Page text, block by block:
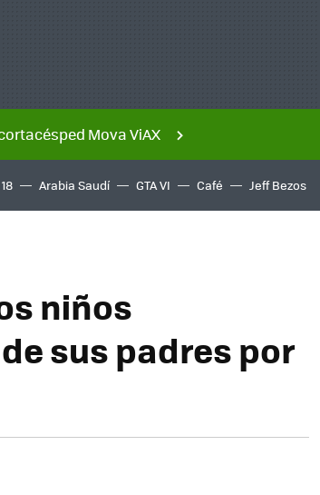
Mova ViAX
Arabia Saudí GTA VI Café Jeff Bezos
niños
sus padres por